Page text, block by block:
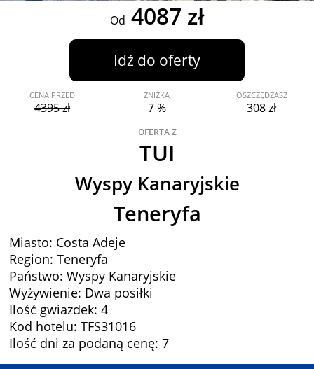
Od 4087 zł
Idź do oferty
CENA PRZED
4395 zł
ZNIŻKA
7 %
OSZCZĘDZASZ
308 zł
OFERTA Z
TUI
Wyspy Kanaryjskie
Teneryfa
Miasto: Costa Adeje
Region: Teneryfa
Państwo: Wyspy Kanaryjskie
Wyżywienie: Dwa posiłki
Ilość gwiazdek: 4
Kod hotelu: TFS31016
Ilość dni za podaną cenę: 7